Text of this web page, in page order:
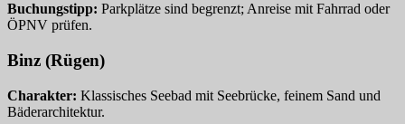
Buchungstipp: Parkplätze sind begrenzt; Anreise mit Fahrrad oder
ÖPNV prüfen.
Binz (Rügen)
Charakter: Klassisches Seebad mit Seebrücke, feinem Sand und
Bäderarchitektur.